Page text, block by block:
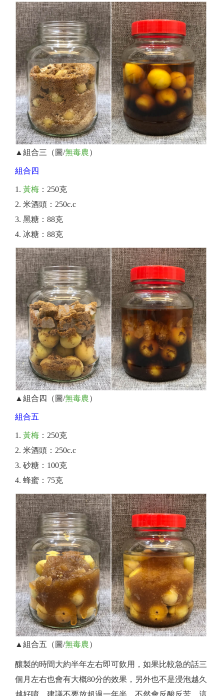
▲組合三（圖/無毒農）
組合四
黃梅 ：250克
米酒頭：250c.c
黑糖：88克
冰糖：88克
▲組合四（圖/無毒農）
組合五
黃梅 ：250克
米酒頭：250c.c
砂糖：100克
蜂蜜：75克
▲組合五（圖/無毒農）
釀製的時間大約半年左右即可飲用，如果比較急的話三
個月左右也會有大概80分的效果，另外也不是浸泡越久
越好唷，建議不要放超過一年半，不然會反酸反苦，這